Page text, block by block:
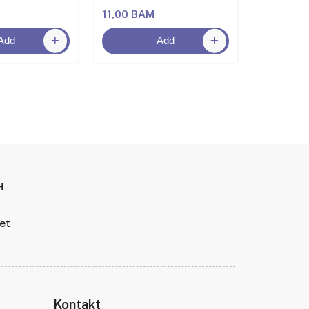
11,00 BAM
Add
Kontakt